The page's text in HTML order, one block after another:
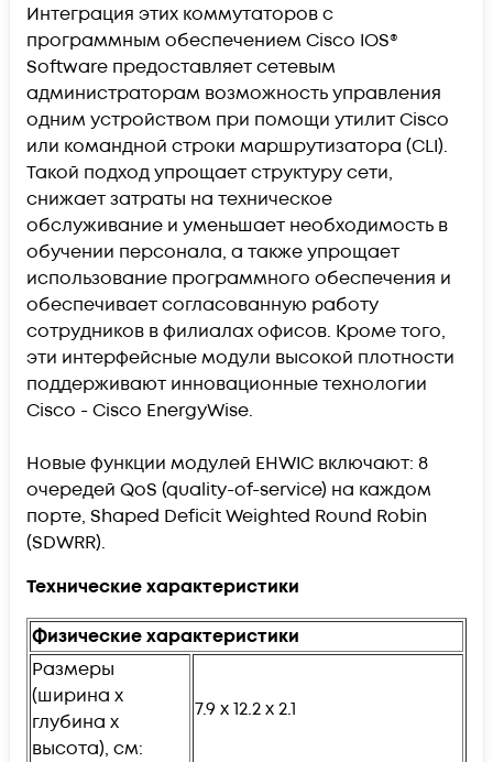
Интеграция этих коммутаторов с
программным обеспечением Cisco IOS®
Software предоставляет сетевым
администраторам возможность управления
одним устройством при помощи утилит Cisco
или командной строки маршрутизатора (CLI).
Такой подход упрощает структуру сети,
снижает затраты на техническое
обслуживание и уменьшает необходимость в
обучении персонала, а также упрощает
использование программного обеспечения и
обеспечивает согласованную работу
сотрудников в филиалах офисов. Кроме того,
эти интерфейсные модули высокой плотности
поддерживают инновационные технологии
Cisco - Cisco EnergyWise.
Новые функции модулей EHWIC включают: 8
очередей QoS (quality-of-service) на каждом
порте, Shaped Deficit Weighted Round Robin
(SDWRR).
Технические характеристики
Физические характеристики
Размеры
(ширина x
глубина x
высота), см:
7.9 x 12.2 x 2.1